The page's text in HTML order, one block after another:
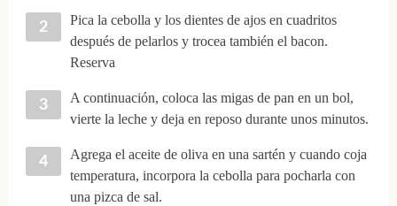
Pica la cebolla y los dientes de ajos en cuadritos
después de pelarlos y trocea también el bacon.
Reserva
A continuación, coloca las migas de pan en un bol,
vierte la leche y deja en reposo durante unos minutos.
Agrega el aceite de oliva en una sartén y cuando coja
temperatura, incorpora la cebolla para pocharla con
una pizca de sal.